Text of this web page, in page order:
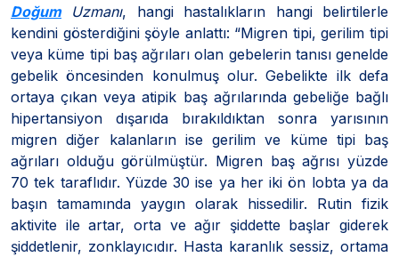
DoğumUzmanı, hangi hastalıkların hangi belirtilerle
kendini gösterdiğini şöyle anlattı: “Migren tipi, gerilim tipi
veya küme tipi baş ağrıları olan gebelerin tanısı genelde
gebelik öncesinden konulmuş olur. Gebelikte ilk defa
ortaya çıkan veya atipik baş ağrılarında gebeliğe bağlı
hipertansiyon dışarıda bırakıldıktan sonra yarısının
migren diğer kalanların ise gerilim ve küme tipi baş
ağrıları olduğu görülmüştür. Migren baş ağrısı yüzde
70 tek taraflıdır. Yüzde 30 ise ya her iki ön lobta ya da
başın tamamında yaygın olarak hissedilir. Rutin fizik
aktivite ile artar, orta ve ağır şiddette başlar giderek
şiddetlenir, zonklayıcıdır. Hasta karanlık sessiz, ortama